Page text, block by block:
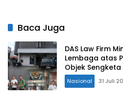
Baca Juga
DAS Law Firm
Lembaga atas
Objek
Jakarta Selatan
Nasional 31 Juli